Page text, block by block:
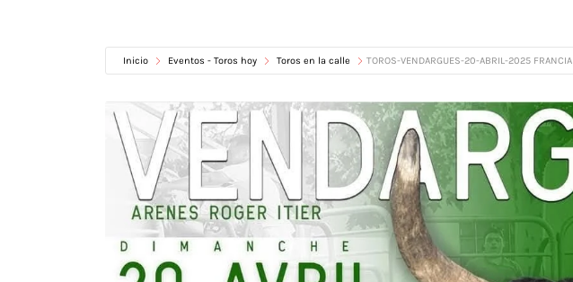
Inicio Eventos - Toros hoy Toros en la calle TOROS-VENDARGUES-20-ABRIL-2025 FRANCIA